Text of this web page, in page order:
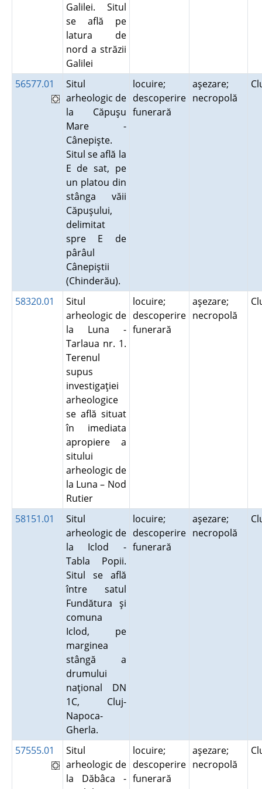
Galilei. Situl
se află pe
latura de
nord a străzii
Galilei
56577.01
Situl
arheologic de
la Căpuşu
Mare -
Cânepişte.
Situl se află la
E de sat, pe
un platou din
stânga văii
Căpuşului,
delimitat
spre E de
pârâul
Cânepiştii
(Chinderău).
locuire;
descoperire
funerară
aşezare;
necropolă
58320.01
Situl
arheologic de
la Luna -
Tarlaua nr. 1.
Terenul
supus
investigaţiei
arheologice
se află situat
în imediata
apropiere a
sitului
arheologic de
la Luna – Nod
Rutier
locuire;
descoperire
funerară
aşezare;
necropolă
58151.01
Situl
arheologic de
la Iclod -
Tabla Popii.
Situl se află
între satul
Fundătura şi
comuna
Iclod, pe
marginea
stângă a
drumului
naţional DN
1C, Cluj-
Napoca-
Gherla.
locuire;
descoperire
funerară
aşezare;
necropolă
57555.01
Situl
arheologic de
la Dăbâca -
locuire;
descoperire
funerară
aşezare;
necropolă